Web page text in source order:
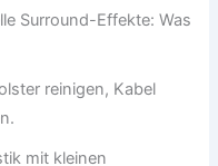
Surround-Effekte: Was
reinigen, Kabel
mit kleinen